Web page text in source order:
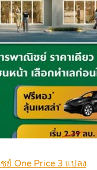
ย์ One Price 3 แปลง